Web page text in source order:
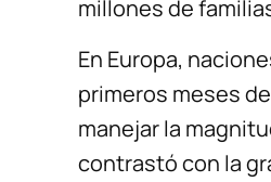
millones de
En Europa,
primeros meses
manejar la
contrastó con la